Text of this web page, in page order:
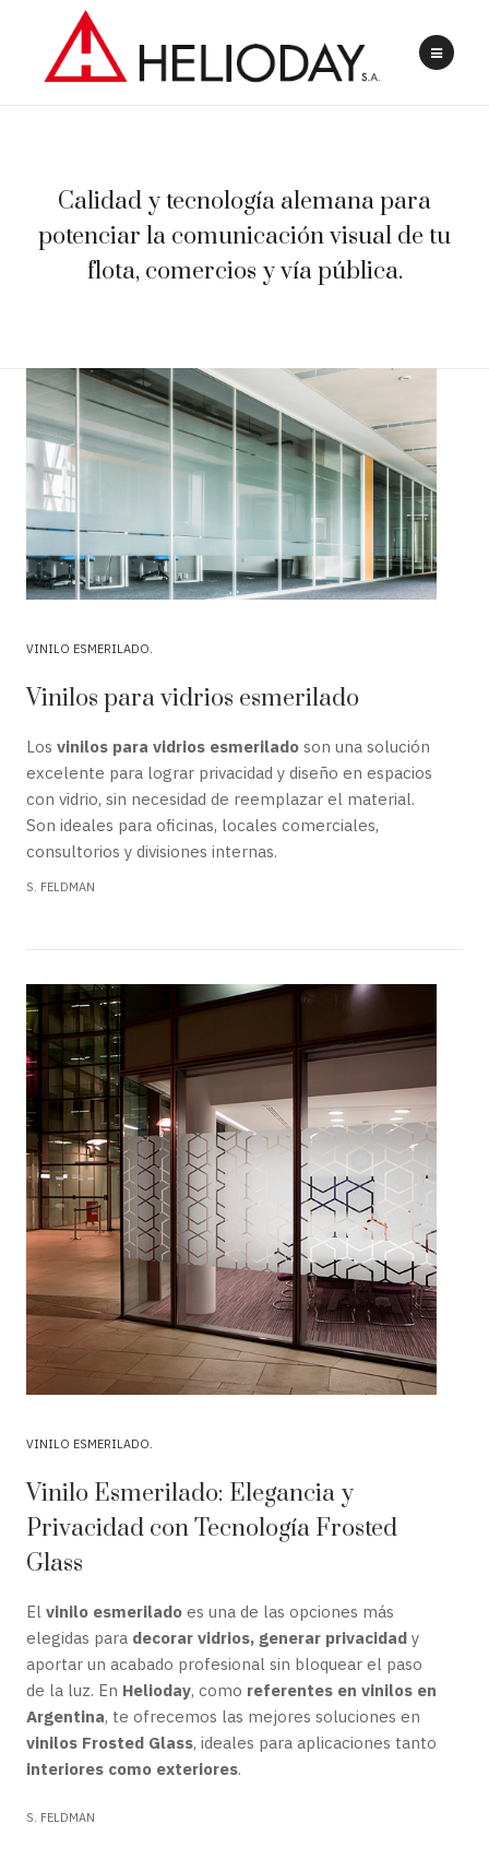
Calidad y tecnología alemana para
potenciar la comunicación visual de tu
flota, comercios y vía pública.
VINILO ESMERILADO
Vinilos para vidrios esmerilado
Los vinilos para vidrios esmerilado son una solución
excelente para lograr privacidad y diseño en espacios
con vidrio, sin necesidad de reemplazar el material.
Son ideales para oficinas, locales comerciales,
consultorios y divisiones internas.
S. FELDMAN
VINILO ESMERILADO
Vinilo Esmerilado: Elegancia y
Privacidad con Tecnología Frosted
Glass
El vinilo esmerilado es una de las opciones más
elegidas para decorar vidrios, generar privacidad y
aportar un acabado profesional sin bloquear el paso
de la luz. En Helioday, como referentes en vinilos en
Argentina, te ofrecemos las mejores soluciones en
vinilos Frosted Glass, ideales para aplicaciones tanto
interiores como exteriores.
S. FELDMAN